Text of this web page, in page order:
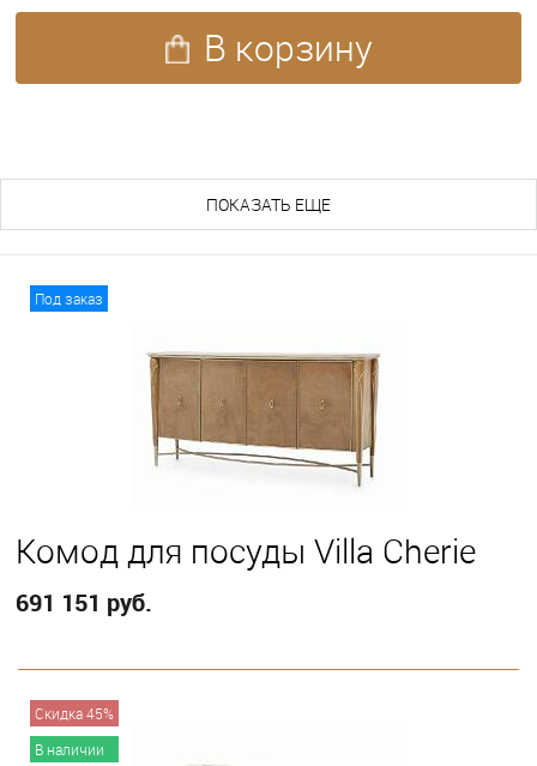
В корзину
ПОКАЗАТЬ ЕЩЕ
Под заказ
Комод для посуды Villa Cherie
691 151 руб.
Скидка 45%
В наличии